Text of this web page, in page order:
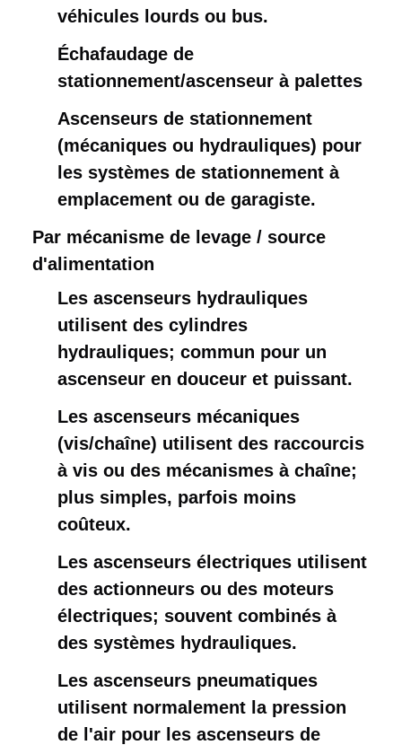
véhicules lourds ou bus.
Échafaudage de
stationnement/ascenseur à palettes
Ascenseurs de stationnement
(mécaniques ou hydrauliques) pour
les systèmes de stationnement à
emplacement ou de garagiste.
Par mécanisme de levage / source
d'alimentation
Les ascenseurs hydrauliques
utilisent des cylindres
hydrauliques; commun pour un
ascenseur en douceur et puissant.
Les ascenseurs mécaniques
(vis/chaîne) utilisent des raccourcis
à vis ou des mécanismes à chaîne;
plus simples, parfois moins
coûteux.
Les ascenseurs électriques utilisent
des actionneurs ou des moteurs
électriques; souvent combinés à
des systèmes hydrauliques.
Les ascenseurs pneumatiques
utilisent normalement la pression
de l'air pour les ascenseurs de